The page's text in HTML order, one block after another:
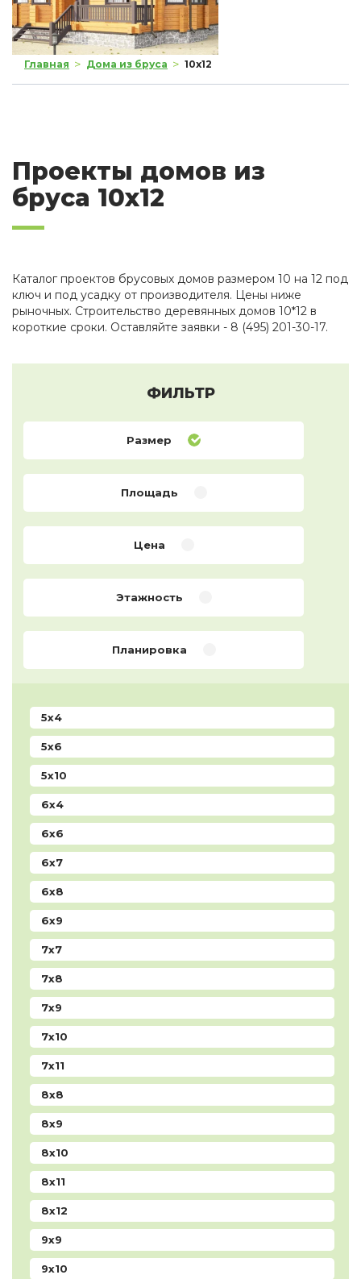
Главная > Дома из бруса > 10x12
Проекты домов из
бруса 10х12
Каталог проектов брусовых домов размером 10 на 12 под
ключ и под усадку от производителя. Цены ниже
рыночных. Строительство деревянных домов 10*12 в
короткие сроки. Оставляйте заявки - 8 (495) 201-30-17.
ФИЛЬТР
Размер
Площадь
Цена
Этажность
Планировка
5x4
5x6
5x10
6x4
6x6
6x7
6x8
6x9
7x7
7x8
7x9
7x10
7x11
8x8
8x9
8x10
8x11
8x12
9x9
9x10